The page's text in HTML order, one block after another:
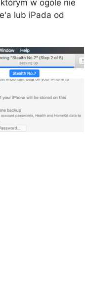
w ogóle nie
lub iPada od